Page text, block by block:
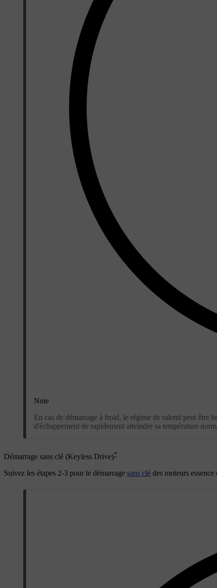
Note
En cas de démarrage à froid, le régime de ralenti peut être
d'échappement de rapidement atteindre sa température
Démarrage sans clé (Keyless Drive)*
Suivez les étapes 2-3 pour le démarrage sans clé des moteurs